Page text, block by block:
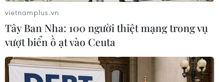
vietnamplus.vn
Tây Ban Nha: 100 người thiệt mạng trong vụ
vượt biển ồ ạt vào Ceuta